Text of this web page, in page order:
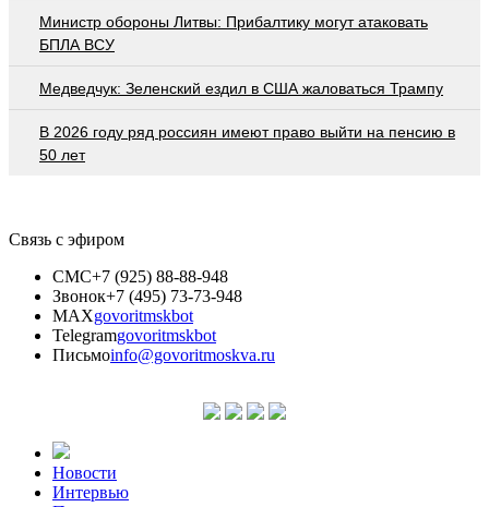
Министр обороны Литвы: Прибалтику могут атаковать
БПЛА ВСУ
Медведчук: Зеленский ездил в США жаловаться Трампу
В 2026 году ряд россиян имеют право выйти на пенсию в
50 лет
Связь с эфиром
СМС+7 (925) 88-88-948
Звонок+7 (495) 73-73-948
MAXgovoritmskbot
Telegramgovoritmskbot
Письмоinfo@govoritmoskva.ru
Новости
Интервью